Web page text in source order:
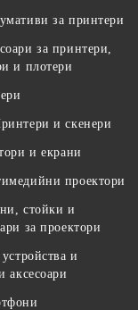
за принтери
за принтери,
и плотери
и скенери
и екрани
проектори
стойки и
за проектори
и
аксесоари